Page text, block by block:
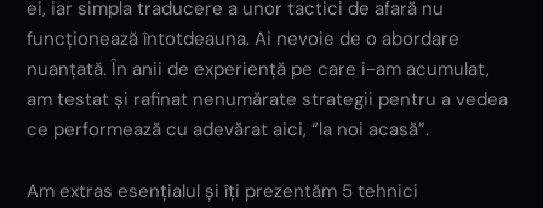
ei, iar simpla traducere a unor tactici de afară nu
funcționează întotdeauna. Ai nevoie de o abordare
nuanțată. În anii de experiență pe care i-am acumulat,
am testat și rafinat nenumărate strategii pentru a vedea
ce performează cu adevărat aici, “la noi acasă”.
Am extras esențialul și îți prezentăm 5 tehnici